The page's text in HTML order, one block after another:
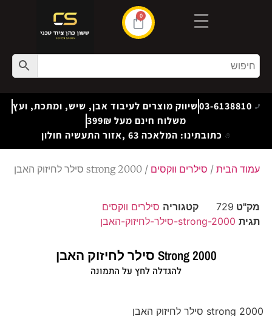
0
03-6138810שיווק מוצרים לעיבוד אבן, שיש, ומתכת, ועץ
משלוח חינם מעל 399₪
כתובתינו: המלאכה 63 ,אזור התעשיה חולון
עמוד הבית / סילרים ווקסים / strong 2000 סילר לחיזוק האבן
מק"ט 729 קטגוריה סילרים ווקסים
תגית strong-2000-סילר-לחיזוק-האבן
Strong 2000 סילר לחיזוק האבן
להגדלה לחץ על התמונה
strong 2000 סילר לחיזוק האבן